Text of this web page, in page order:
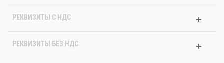
РЕКВИЗИТЫ C НДС
РЕКВИЗИТЫ БЕЗ НДС